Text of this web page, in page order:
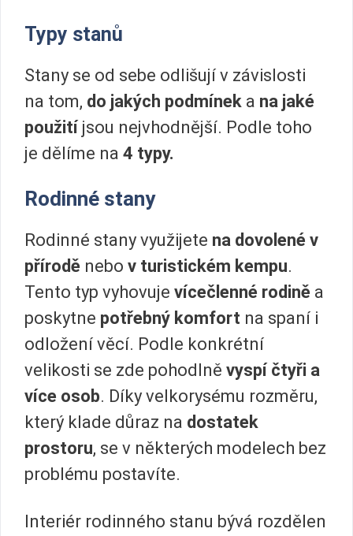
Typy stanů
Stany se od sebe odlišují v závislosti
na tom, do jakých podmínek a na jaké
použití jsou nejvhodnější. Podle toho
je dělíme na 4 typy.
Rodinné stany
Rodinné stany využijete na dovolené v
přírodě nebo v turistickém kempu.
Tento typ vyhovuje vícečlenné rodině a
poskytne potřebný komfort na spaní i
odložení věcí. Podle konkrétní
velikosti se zde pohodlně vyspí čtyři a
více osob. Díky velkorysému rozměru,
který klade důraz na dostatek
prostoru, se v některých modelech bez
problému postavíte.
Interiér rodinného stanu bývá rozdělen